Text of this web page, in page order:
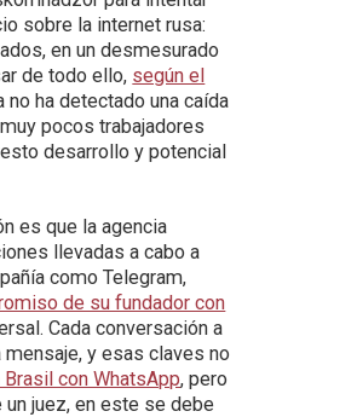
sobre la internet rusa:
en un desmesurado
de todo ello, según el
no ha detectado una caída
pocos trabajadores
desarrollo y potencial
es que la agencia
llevadas a cabo a
como Telegram,
de su fundador con
Cada conversación a
y esas claves no
Brasil con WhatsApp, pero
juez, en este se debe